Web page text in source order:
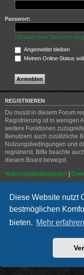
Diese Website nutzt
bestmöglichen
bieten. Mehr erfahren
Passwort:
Ich habe mein Passwort
Angemeldet bleiben
Meinen Online-Status
REGISTRIEREN
Du musst in diesem Forum
Registrierung ist in wenigen
weitere Funktionen
Benutzern auch zusätzliche
Nutzungsbedingungen und
registrierst. Bitte beachte
diesem Board bewegst.
Nutzungsbedingungen |
Registrieren
Foren-Übersicht